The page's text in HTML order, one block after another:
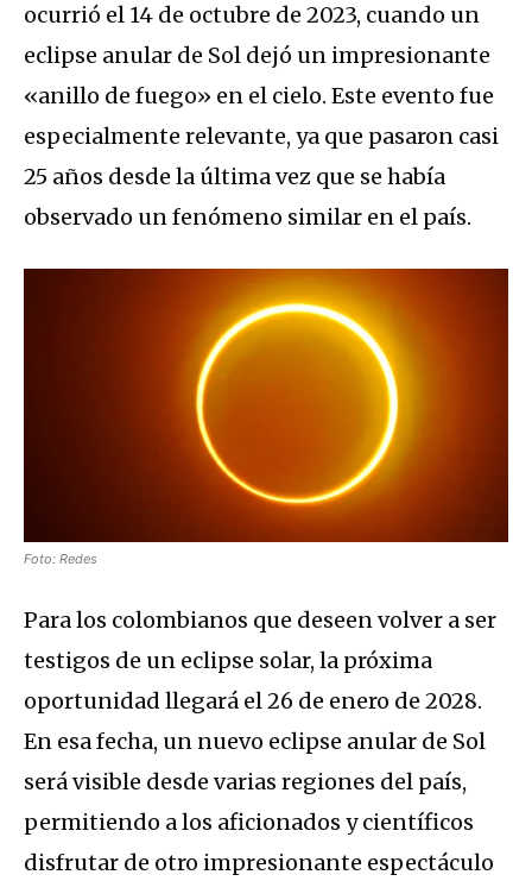
ocurrió el 14 de octubre de 2023, cuando un
eclipse anular de Sol dejó un impresionante
«anillo de fuego» en el cielo. Este evento fue
especialmente relevante, ya que pasaron casi
25 años desde la última vez que se había
observado un fenómeno similar en el país.
Foto: Redes
Para los colombianos que deseen volver a ser
testigos de un eclipse solar, la próxima
oportunidad llegará el 26 de enero de 2028.
En esa fecha, un nuevo eclipse anular de Sol
será visible desde varias regiones del país,
permitiendo a los aficionados y científicos
disfrutar de otro impresionante espectáculo